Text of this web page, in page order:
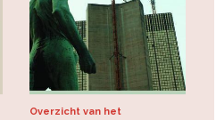
Overzicht van het